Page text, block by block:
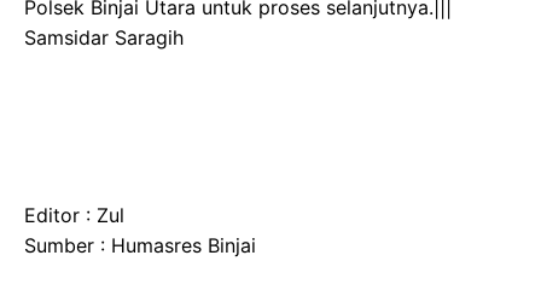
Polsek Binjai Utara untuk proses selanjutnya.|||
Samsidar Saragih
Editor : Zul
Sumber : Humasres Binjai